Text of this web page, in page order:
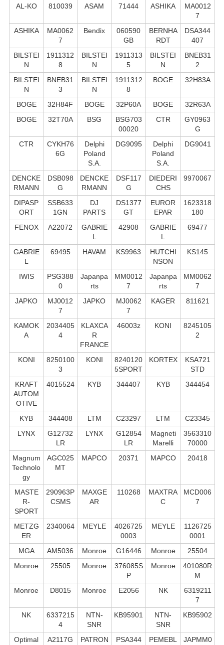
AL-KO
810039 ASAM 71444 ASHIKA
MA0012
7
ASHIKA
MA0062
7
Bendix
060590
GB
BERNHA
RDT
DSA344
407
BILSTEI
N
1911312
8
BILSTEI
N
1911313
5
BILSTEI
N
BNEB31
2
BILSTEI
N
BNEB31
3
BILSTEI
N
1911312
8
BOGE 32H83A
BOGE 32H84F BOGE 32P60A BOGE
32R63A
BOGE
32T70A BSG
BSG703
00020
CTR
GY0963
G
CTR
CYKH76
6G
Delphi
Poland
S.А.
DG9095
Delphi
Poland
S.А.
DG9041
DENCKE
RMANN
DSB098
G
DENCKE
RMANN
DSF117
G
DIEDERI
CHS
9970067
DIPASP
ORT
SSB633
1GN
DJ
PARTS
DS1377
GT
EUROR
EPAR
1623318
180
FENOX
A22072
GABRIE
L
42908
GABRIE
L
69477
GABRIE
L
69495 HAVAM KS9963
HUTCHI
NSON
KS145
IWIS
PSG388
0
Japanpa
rts
MM0012
7
Japanpa
rts
MM0062
7
JAPKO
MJ0012
7
JAPKO
MJ0062
7
KAGER 811621
KAMOK
A
2034405
4
KLAXCA
R
FRANCE
46003z KONI
8245105
2
KONI
8250100
3
KONI
8240120
5SPORT
KORTEX
KSA721
STD
KRAFT
AUTOM
OTIVE
4015524 KYB 344407 KYB 344454
KYB 344408 LTM C23297 LTM
C23345
LYNX
G12732
LR
LYNX
G12854
LR
Magneti
Marelli
3563310
70000
Magnum
Technolo
gy
AGC025
MT
MAPCO 20371 MAPCO 20418
MASTE
R-
SPORT
290963P
CSMS
MAXGE
AR
110268
MAXTRA
C
MCD006
7
METZG
ER
2340064 MEYLE
4026725
0003
MEYLE
1126725
0001
MGA
AM5036 Monroe G16446 Monroe
25504
Monroe
25505 Monroe
376085S
P
Monroe
401080R
M
Monroe
D8015 Monroe E2056 NK
6319211
7
NK
6337215
4
NTN-
SNR
KB95901
NTN-
SNR
KB95902
Optimal A2117G PATRON
PSA344
PEMEBL
JAPMM0